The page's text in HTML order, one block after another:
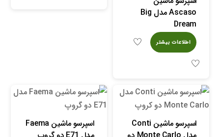
Ascaso مدل Big
Dream
اطلاعات بیشتر
اسپرسو ماشین Conti
مدل Monte Carlo دو
اسپرسو ماشین Faema
مدل E71 دو گروپ